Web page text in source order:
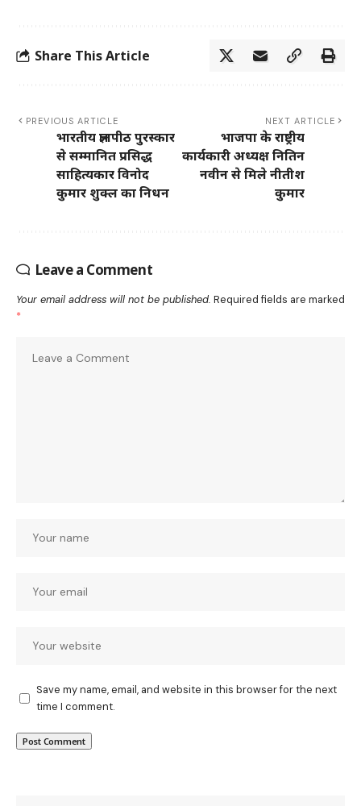
Share This Article
PREVIOUS ARTICLE
भारतीय ज्ञानपीठ पुरस्कार
से सम्मानित प्रसिद्ध
साहित्यकार विनोद
कुमार शुक्ल का निधन
NEXT ARTICLE
भाजपा के राष्ट्रीय
कार्यकारी अध्यक्ष नितिन
नवीन से मिले नीतीश
कुमार
Leave a Comment
Your email address will not be published. Required fields are marked
*
Save my name, email, and website in this browser for the next
time I comment.